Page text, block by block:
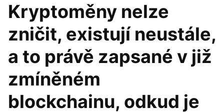
Kryptoměny nelze
zničit, existují neustále,
a to právě zapsané v již
zmíněném
blockchainu, odkud je